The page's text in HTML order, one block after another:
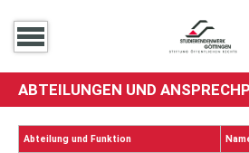
ABTEILUNGEN UND
Abteilung und Funktion